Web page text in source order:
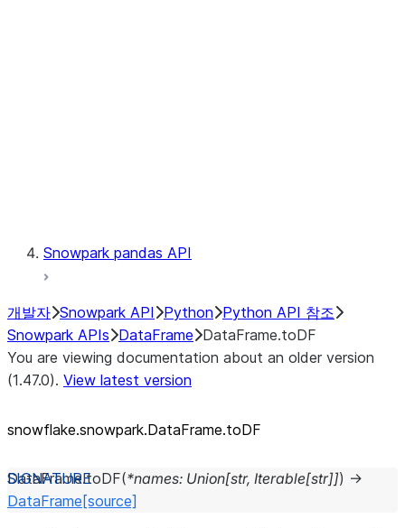
Snowpark pandas API
개발자 Snowpark API Python Python API 참조
Snowpark APIs DataFrame DataFrame.toDF
You are viewing documentation about an older version
(1.47.0). View latest version
snowflake.snowpark.DataFrame.toDF
DataFrame.toDF(*names: Union[str, Iterable[str]]) →
DataFrame [source]